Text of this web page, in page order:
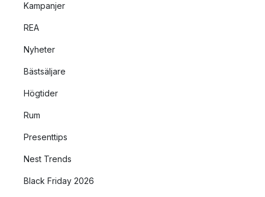
Kampanjer
REA
Nyheter
Bästsäljare
Högtider
Rum
Presenttips
Nest Trends
Black Friday 2026